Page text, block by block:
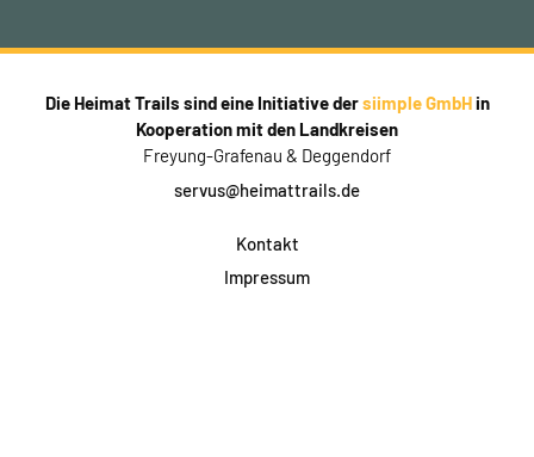
Die Heimat Trails sind eine Initiative dersiimple GmbHin
Kooperation mit den Landkreisen
Freyung-Grafenau & Deggendorf
servus@heimattrails.de
Kontakt
Impressum